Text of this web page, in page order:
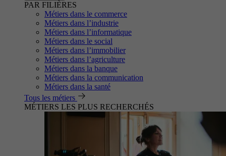
PAR FILIÈRES
Métiers dans le commerce
Métiers dans l’industrie
Métiers dans l’informatique
Métiers dans le social
Métiers dans l’immobilier
Métiers dans l’agriculture
Métiers dans la banque
Métiers dans la communication
Métiers dans la santé
Tous les métiers
MÉTIERS LES PLUS RECHERCHÉS